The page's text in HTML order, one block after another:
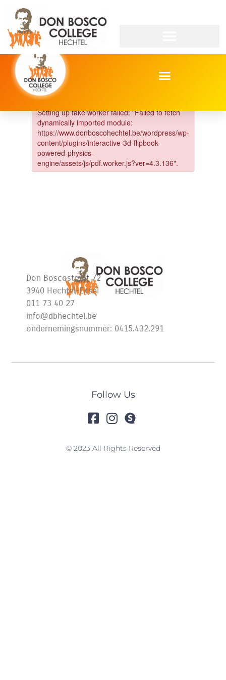
Don Boscostraat 72
3940 Hechtel-Eksel
011 73 40 27
info@dbhechtel.be
ondernemingsnummer: 0415.432.291
Follow Us
© 2023 All Rights Reserved